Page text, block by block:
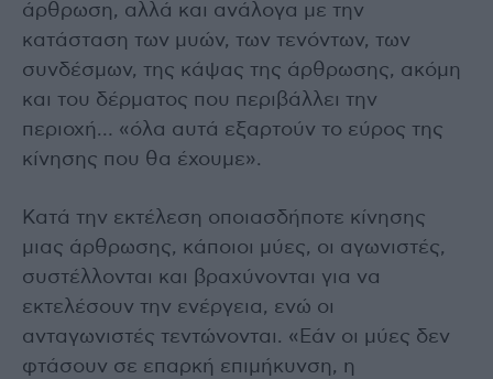
άρθρωση, αλλά και ανάλογα με την
κατάσταση των μυών, των τενόντων, των
συνδέσμων, της κάψας της άρθρωσης, ακόμη
και του δέρματος που περιβάλλει την
περιοχή… «όλα αυτά εξαρτούν το εύρος της
κίνησης που θα έχουμε».
Κατά την εκτέλεση οποιασδήποτε κίνησης
μιας άρθρωσης, κάποιοι μύες, οι αγωνιστές,
συστέλλονται και βραχύνονται για να
εκτελέσουν την ενέργεια, ενώ οι
ανταγωνιστές τεντώνονται. «Εάν οι μύες δεν
φτάσουν σε επαρκή επιμήκυνση, η